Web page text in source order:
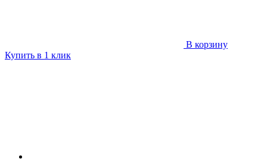
В корзину
Купить в 1 клик